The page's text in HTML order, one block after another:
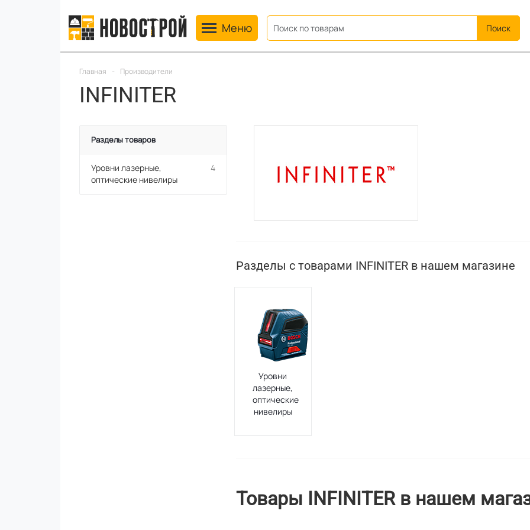
Toggle navigation
Меню
Главная - Производители
INFINITER
Разделы товаров
Уровни лазерные,
оптические нивелиры
4
Разделы с товарами INFINITER в нашем магазине
Уровни
лазерные,
оптические
нивелиры
Товары INFINITER в нашем